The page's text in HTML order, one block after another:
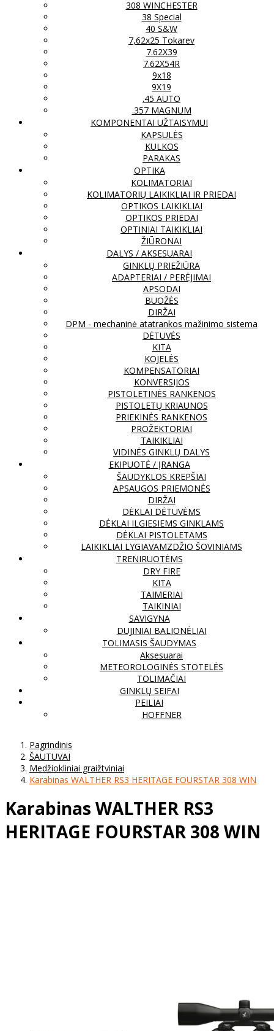
308 WINCHESTER
38 Special
40 S&W
7,62x25 Tokarev
7.62X39
7.62X54R
9x18
9X19
.45 AUTO
.357 MAGNUM
KOMPONENTAI UŽTAISYMUI
KAPSULĖS
KULKOS
PARAKAS
OPTIKA
KOLIMATORIAI
KOLIMATORIŲ LAIKIKLIAI IR PRIEDAI
OPTIKOS LAIKIKLIAI
OPTIKOS PRIEDAI
OPTINIAI TAIKIKLIAI
ŽIŪRONAI
DALYS / AKSESUARAI
GINKLŲ PRIEŽIŪRA
ADAPTERIAI / PERĖJIMAI
APSODAI
BUOŽĖS
DIRŽAI
DPM - mechaninė atatrankos mažinimo sistema
DĖTUVĖS
KITA
KOJELĖS
KOMPENSATORIAI
KONVERSIJOS
PISTOLETINĖS RANKENOS
PISTOLETŲ KRIAUNOS
PRIEKINĖS RANKENOS
PROŽEKTORIAI
TAIKIKLIAI
VIDINĖS GINKLŲ DALYS
EKIPUOTĖ / ĮRANGA
ŠAUDYKLOS KREPŠIAI
APSAUGOS PRIEMONĖS
DIRŽAI
DĖKLAI DĖTUVĖMS
DĖKLAI ILGIESIEMS GINKLAMS
DĖKLAI PISTOLETAMS
LAIKIKLIAI LYGIAVAMZDŽIO ŠOVINIAMS
TRENIRUOTĖMS
DRY FIRE
KITA
TAIMERIAI
TAIKINIAI
SAVIGYNA
DUJINIAI BALIONĖLIAI
TOLIMASIS ŠAUDYMAS
Aksesuarai
METEOROLOGINĖS STOTELĖS
TOLIMAČIAI
GINKLŲ SEIFAI
PEILIAI
HOFFNER
Pagrindinis
ŠAUTUVAI
Medžiokliniai graižtviniai
Karabinas WALTHER RS3 HERITAGE FOURSTAR 308 WIN
Karabinas WALTHER RS3
HERITAGE FOURSTAR 308 WIN